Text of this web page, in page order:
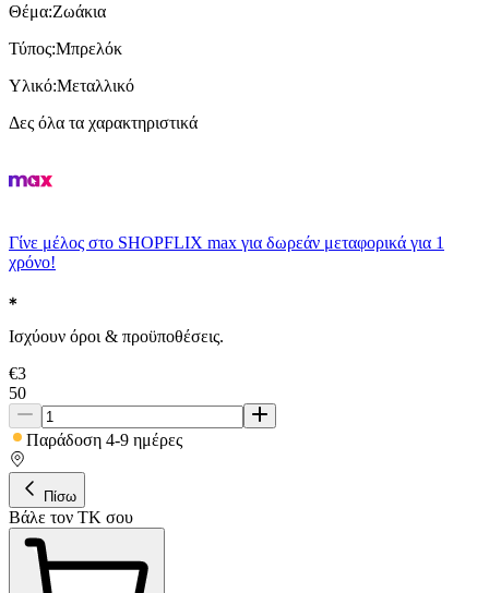
Θέμα:Ζωάκια
Τύπος:Μπρελόκ
Υλικό:Μεταλλικό
Δες όλα τα χαρακτηριστικά
Γίνε μέλος στο SHOPFLIX max για δωρεάν μεταφορικά για 1
χρόνο!
Ισχύουν όροι & προϋποθέσεις.
€3
50
Παράδοση 4-9 ημέρες
Πίσω
Βάλε τον ΤΚ σου